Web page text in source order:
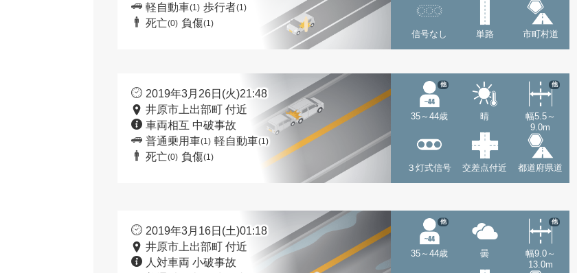
軽自動車(1) 歩行者(1)
死亡(0) 負傷(1)
信号なし 単路 市町村道
2019年3月26日(火)21:48
井原市上出部町 付近
車両相互 中破事故
普通乗用車(1) 軽自動車(1)
死亡(0) 負傷(1)
35～44歳
他
晴
幅5.5～
9.0m
他
３灯式信号 交差点付近 都道府県道
2019年3月16日(土)01:18
井原市上出部町 付近
人対車両 小破事故
35～44歳
他
曇
幅9.0～
13.0m
他